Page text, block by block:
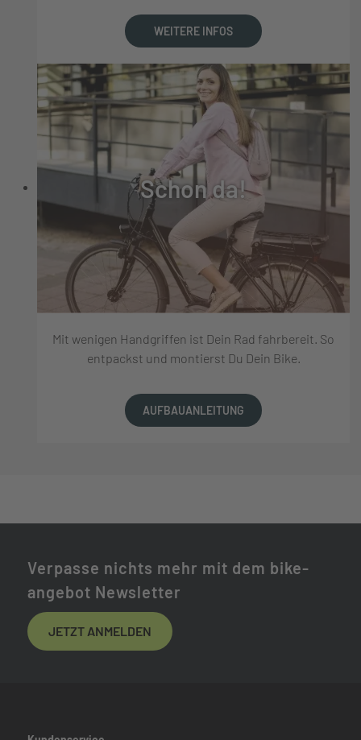
WEITERE INFOS
Schon da!
Mit wenigen Handgriffen ist Dein Rad fahrbereit. So
entpackst und montierst Du Dein Bike.
AUFBAUANLEITUNG
Verpasse nichts mehr mit dem bike-
angebot Newsletter
JETZT ANMELDEN